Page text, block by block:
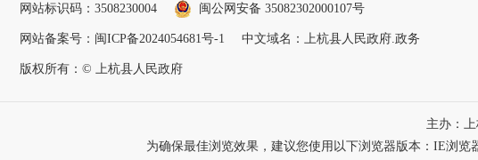
网站标识码：3508230004 闽公网安备 35082302000107号
网站备案号： 闽ICP备2024054681号-1 中文域名：上杭县人民政府.政务
版权所有：© 上杭县人民政府
主办：
为确保最佳浏览效果，建议您使用以下浏览器版本：IE浏览